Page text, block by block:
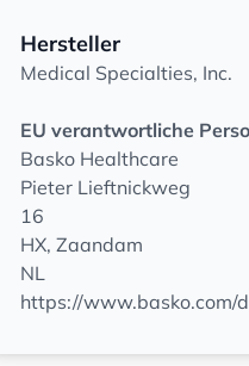
Hersteller
Medical Specialties, Inc.
EU verantwortliche
Basko Healthcare
Pieter Lieftnickweg
16
HX, Zaandam
NL
https://www.basko.com/